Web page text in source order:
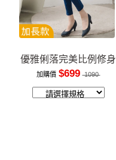
優雅俐落完美比例修身
長褲
加購價 $699 1090